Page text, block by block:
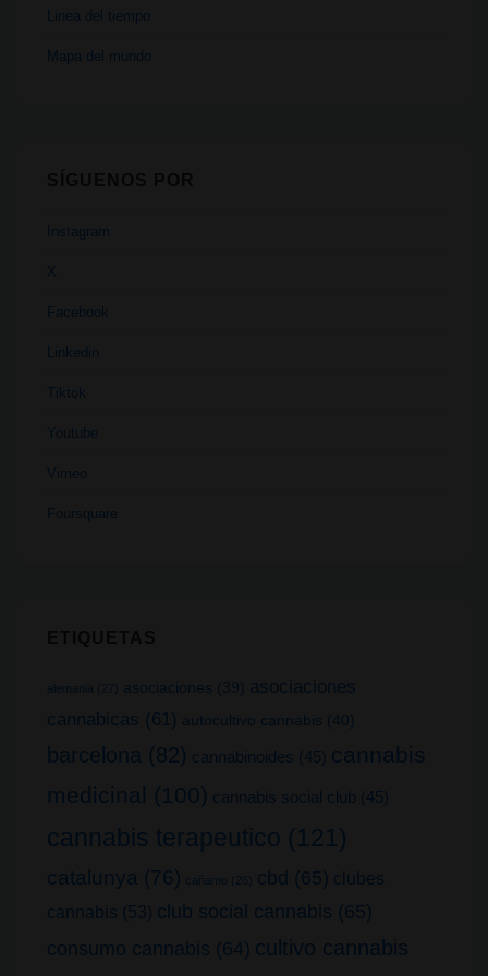
Linea del tiempo
Mapa del mundo
Instagram
X
Facebook
Linkedin
Tiktok
Youtube
Vimeo
Foursquare
alemania (27) asociaciones (39)
asociaciones
cannabicas (61) autocultivo cannabis (40)
barcelona (82) cannabinoides (45) cannabis
medicinal (100) cannabis social club (45)
cannabis terapeutico (121)
catalunya (76) cañamo (26) cbd (65) clubes
cannabis (53) club social cannabis (65)
consumo cannabis (64) cultivo cannabis